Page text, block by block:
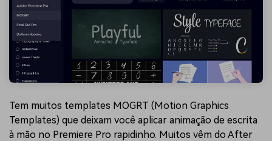
Tem muitos templates MOGRT (Motion Graphics
Templates) que deixam você aplicar animação de escrita
à mão no Premiere Pro rapidinho. Muitos vêm do After